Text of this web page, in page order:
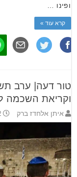
ופינו …
קרא עוד »
טור דעה| ערב
וקריאת השכמה
איתן אלחדז ברק